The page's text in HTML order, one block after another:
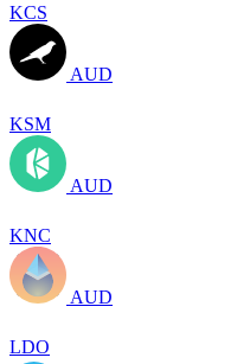
KCS
AUD
KSM
AUD
KNC
AUD
LDO